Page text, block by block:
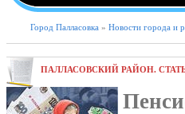
Город Палласовка » Новости города и
ПАЛЛАСОВСКИЙ РАЙОН.